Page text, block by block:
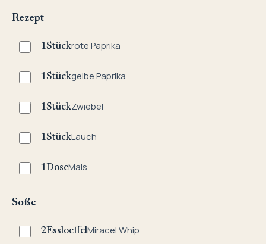
Rezept
1Stückrote Paprika
1Stückgelbe Paprika
1StückZwiebel
1StückLauch
1DoseMais
Soße
2EssloeffelMiracel Whip